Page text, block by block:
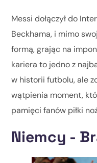
Messi dołączył do
Beckhama, i mimo
formą, grając na
kariera to jedno z
w historii futbolu, ale
wątpienia moment,
pamięci fanów piłki
Niemcy -